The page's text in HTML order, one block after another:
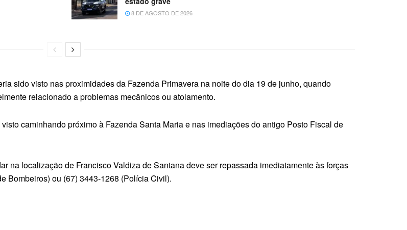
8 DE AGOSTO DE 2026
sido visto nas proximidades da Fazenda Primavera na noite do dia 19 de junho, quando
relacionado a problemas mecânicos ou atolamento.
caminhando próximo à Fazenda Santa Maria e nas imediações do antigo Posto Fiscal de
na localização de Francisco Valdiza de Santana deve ser repassada imediatamente às forças
Bombeiros) ou (67) 3443-1268 (Polícia Civil).